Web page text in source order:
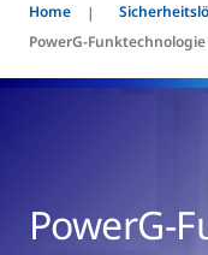
Home
PowerG-Funktechnologie
PowerG-